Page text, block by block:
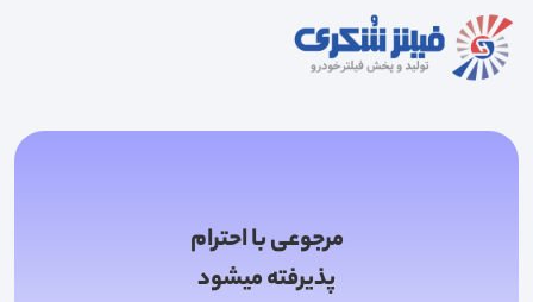
مرجوعی با احترام
پذیرفته میشود